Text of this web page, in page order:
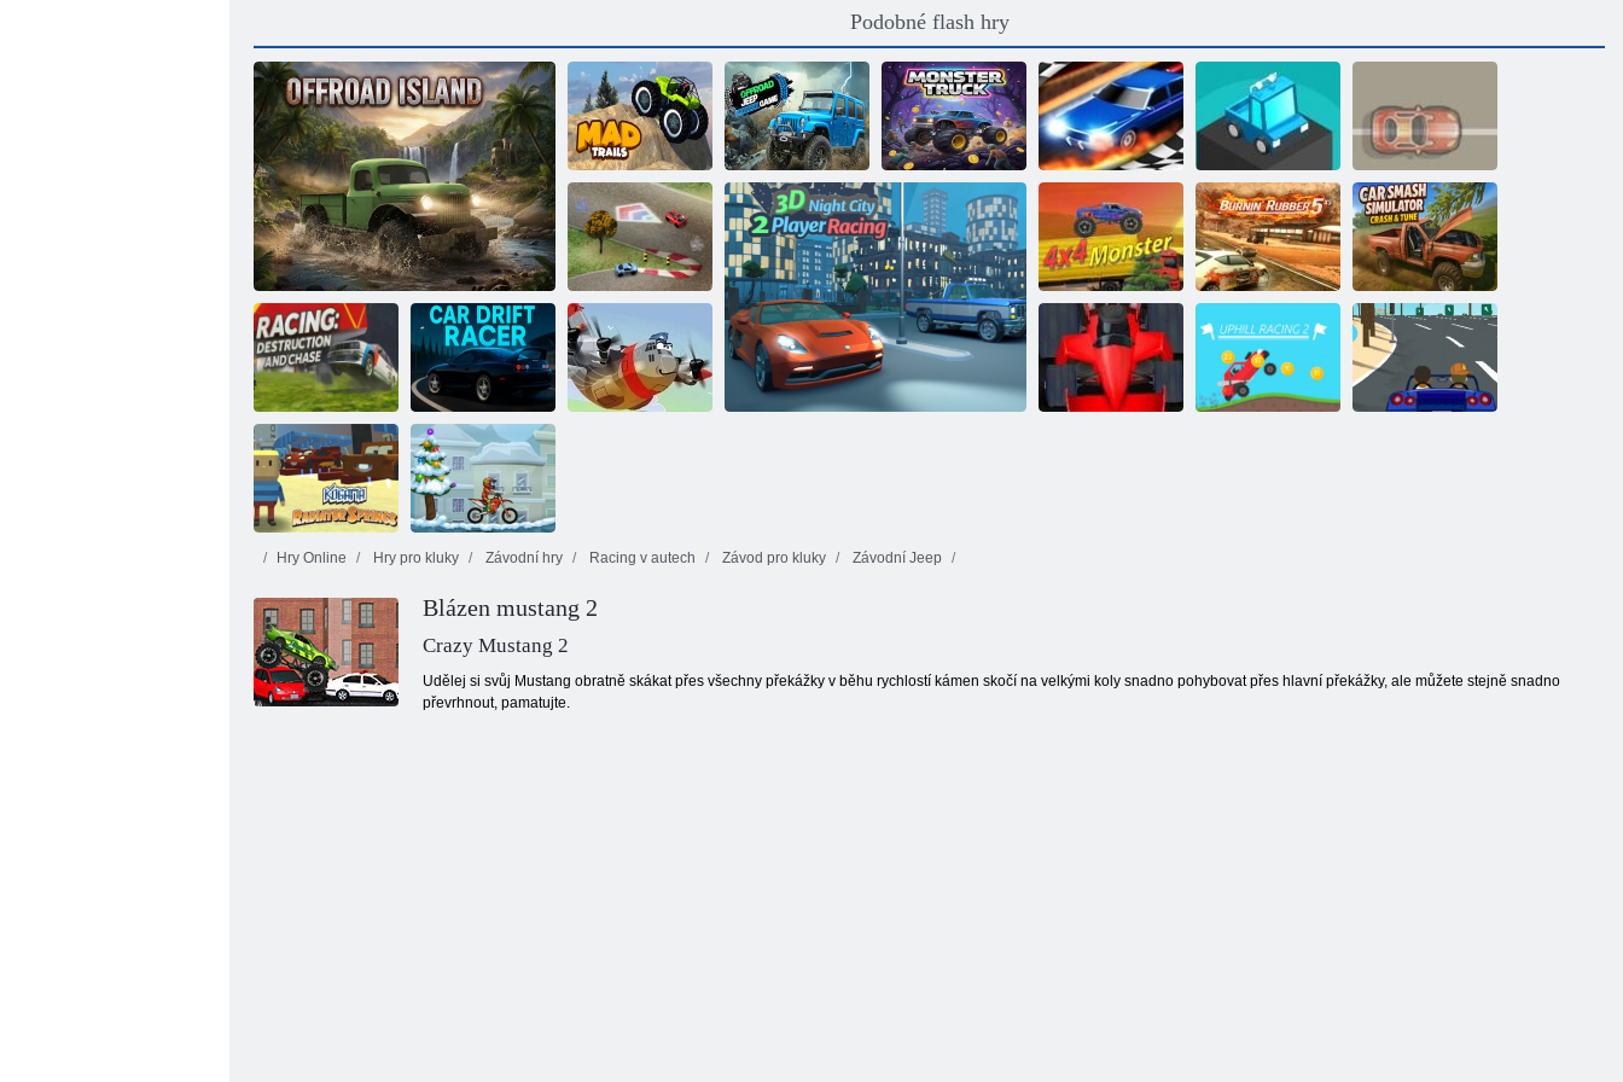
Podobné flash hry
Ostrovní off-roadové závody
Bláznivé stezky
Hra Offroad
Jeep 4X4
Monster truck Drag Race 3d Blocky závodník Soutěžit spěch
Unášet tím,
závodní
šampionát
4x4 Monster
Burnin Rubber 5
xs
Simulátor auto-
katastrofy:
prasknutí a
ladění
Racing: Zničení
a pronásledování
Drift závody na
autech
Kogama:
Radiátor Springs
Moto X3M zima
Hry Online Hry pro kluky Závodní hry Racing v autech Závod pro kluky Závodní Jeep
Blázen mustang 2
Crazy Mustang 2
Udělej si svůj Mustang obratně skákat přes všechny překážky v běhu rychlostí kámen skočí na velkými koly snadno pohybovat přes hlavní překážky, ale můžete stejně snadno
převrhnout, pamatujte.